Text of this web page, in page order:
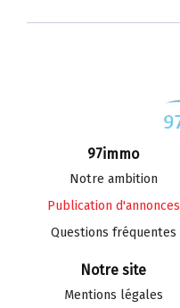
97immo
Notre ambition
Publication d'annonces
Questions fréquentes
Notre site
Mentions légales